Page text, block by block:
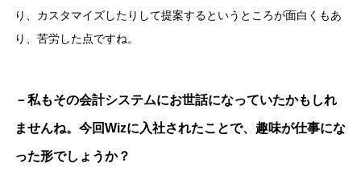
り、カスタマイズしたりして提案するというところが面白くもあ
り、苦労した点ですね。
－私もその会計システムにお世話になっていたかもしれ
ませんね。今回Wizに入社されたことで、趣味が仕事にな
った形でしょうか？